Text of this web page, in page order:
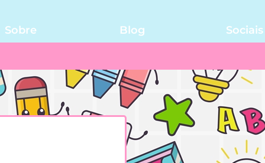
Sobre Blog Sociais